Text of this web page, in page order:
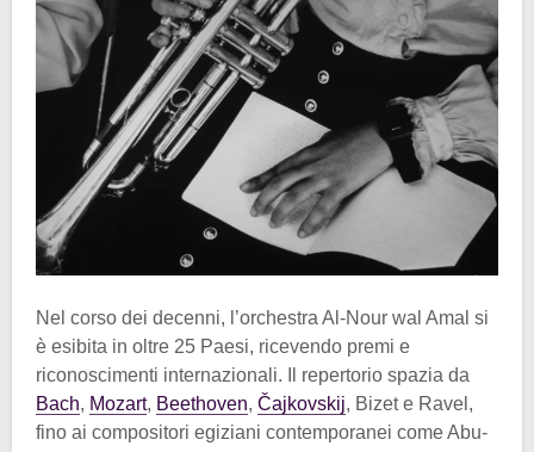
Nel corso dei decenni, l’orchestra Al-Nour wal Amal si
è esibita in oltre 25 Paesi, ricevendo premi e
riconoscimenti internazionali. Il repertorio spazia da
Bach, Mozart, Beethoven, Čajkovskij, Bizet e Ravel,
fino ai compositori egiziani contemporanei come Abu-